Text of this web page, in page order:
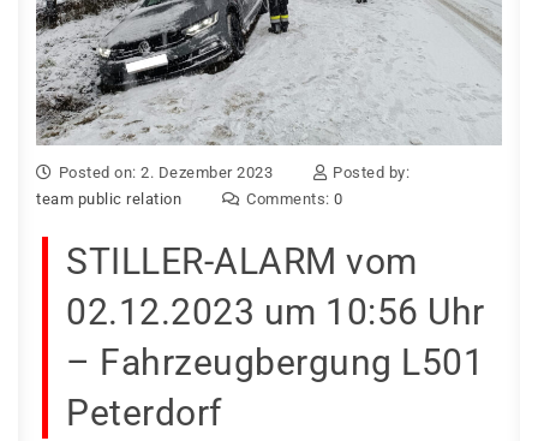
Posted on: 2. Dezember 2023
Posted by:
team public relation
Comments: 0
STILLER-ALARM vom
02.12.2023 um 10:56 Uhr
– Fahrzeugbergung L501
Peterdorf